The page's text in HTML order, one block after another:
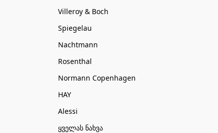
Villeroy & Boch
Spiegelau
Nachtmann
Rosenthal
Normann Copenhagen
HAY
Alessi
ყველას ნახვა